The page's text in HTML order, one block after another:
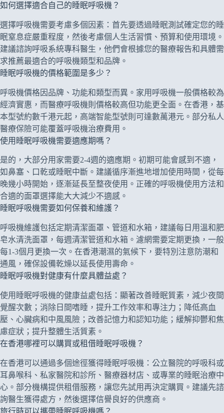
如何選擇適合自己的睡眠呼吸機？
選擇呼吸機需要考慮多個因素：首先要透過睡眠測試確定您的睡
眠窒息症嚴重程度，然後考慮個人生活習慣、預算和使用環境。
建議諮詢呼吸系統專科醫生，他們會根據您的醫療報告和具體需
求推薦最適合的呼吸機類型和品牌。
睡眠呼吸機的價格範圍是多少？
呼吸機價格因品牌、功能和類型而異。家用呼吸機一般價格較為
經濟實惠，而醫療呼吸機則價格較高但功能更全面。在香港，基
本型號約數千港元起，高端智能型號則可達數萬港元。部分私人
醫療保險可能覆蓋呼吸機治療費用。
使用睡眠呼吸機需要適應期嗎？
是的，大部分用家需要2-4週的適應期。初期可能會感到不適，
如鼻塞、口乾或睡眠中斷。建議循序漸進地增加使用時間，從每
晚幾小時開始，逐漸延長至整夜使用。正確的呼吸機使用方法和
合適的面罩選擇能大大減少不適感。
睡眠呼吸機需要如何保養和維護？
呼吸機維護包括定期清潔面罩、管道和水箱，建議每日用溫和肥
皂水清洗面罩，每週清潔管道和水箱。濾網需要定期更換，一般
每1-3個月更換一次。在香港潮濕的氣候下，要特別注意防潮和
通風，確保設備乾燥以延長使用壽命。
睡眠呼吸機對健康有什麼具體益處？
使用睡眠呼吸機的健康益處包括：顯著改善睡眠質素，減少夜間
覺醒次數；消除日間嗜睡，提升工作效率和專注力；降低高血
壓、心臟病和中風風險；改善記憶力和認知功能；緩解抑鬱和焦
慮症狀；提升整體生活質素。
在香港哪裡可以購買或租借睡眠呼吸機？
在香港可以通過多個途徑獲得睡眠呼吸機：公立醫院的呼吸科或
耳鼻喉科、私家醫院和診所、醫療器材店、或專業的睡眠治療中
心。部分機構提供租借服務，讓您先試用再決定購買。建議先諮
詢醫生獲得處方，然後選擇信譽良好的供應商。
旅行時可以攜帶睡眠呼吸機嗎？